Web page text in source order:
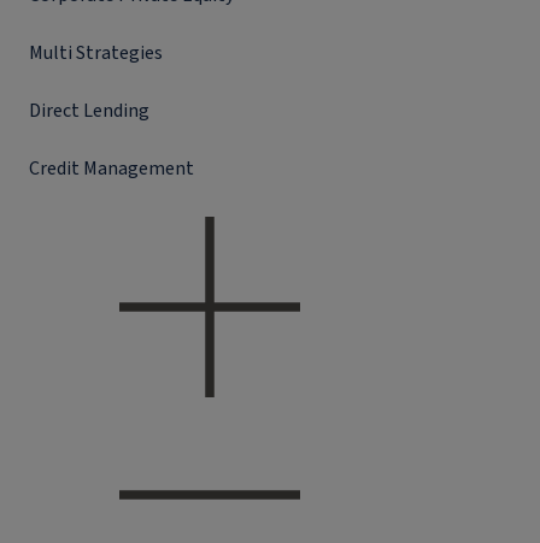
Multi Strategies
Direct Lending
Credit Management